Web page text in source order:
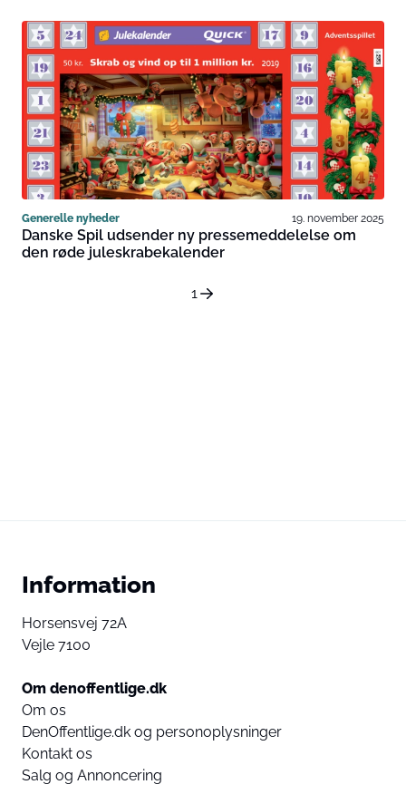
Generelle nyheder 19. november 2025
Danske Spil udsender ny pressemeddelelse om
den røde juleskrabekalender
1
Information
Horsensvej 72A
Vejle 7100
Om denoffentlige.dk
Om os
DenOffentlige.dk og personoplysninger
Kontakt os
Salg og Annoncering